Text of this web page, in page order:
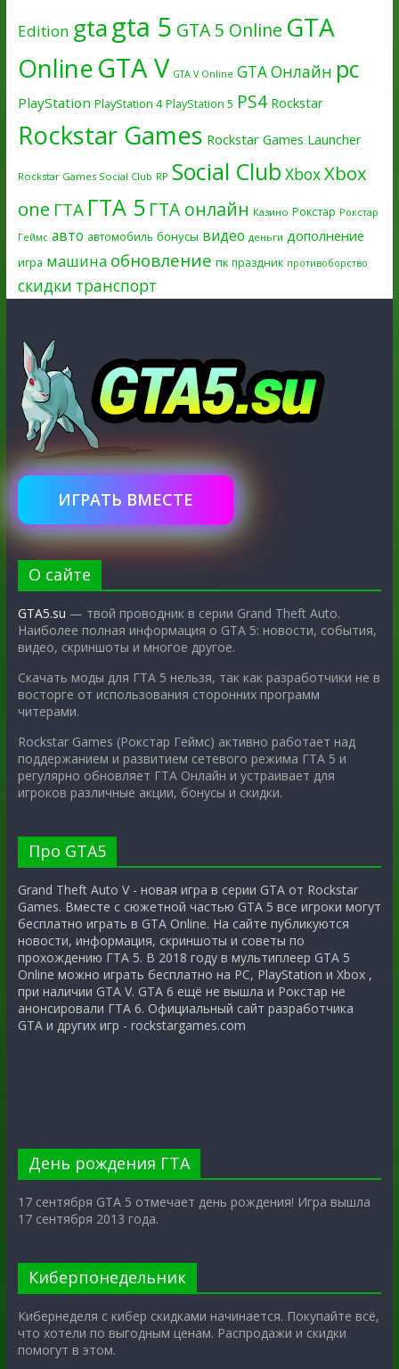
Edition gtagta 5 GTA 5 Online GTA
OnlineGTA V GTA V Online GTA Онлайн pc
PlayStation PlayStation 4 PlayStation 5 PS4 Rockstar
Rockstar Games Rockstar Games Launcher
Rockstar Games Social Club RP Social Club XboxXbox
one ГТА ГТА 5 ГТА онлайн Казино Рокстар Рокстар
Геймс авто автомобиль бонусы видео деньги дополнение
игра машина обновление пк праздник противоборство
скидки транспорт
ИГРАТЬ ВМЕСТЕ
О сайте
GTA5.su — твой проводник в серии Grand Theft Auto.
Наиболее полная информация о GTA 5: новости, события,
видео, скриншоты и многое другое.
Скачать моды для ГТА 5 нельзя, так как разработчики не в
восторге от использования сторонних программ
читерами.
Rockstar Games (Рокстар Геймс) активно работает над
поддержанием и развитием сетевого режима ГТА 5 и
регулярно обновляет ГТА Онлайн и устраивает для
игроков различные акции, бонусы и скидки.
Про GTA5
Grand Theft Auto V - новая игра в серии GTA от Rockstar
Games. Вместе с сюжетной частью GTA 5 все игроки могут
бесплатно играть в GTA Online. На сайте публикуются
новости, информация, скриншоты и советы по
прохождению ГТА 5. В 2018 году в мультиплеер GTA 5
Online можно играть бесплатно на PC, PlayStation и Xbox ,
при наличии GTA V. GTA 6 ещё не вышла и Рокстар не
анонсировали ГТА 6. Официальный сайт разработчика
GTA и других игр - rockstargames.com
День рождения ГТА
17 сентября GTA 5 отмечает день рождения! Игра вышла
17 сентября 2013 года.
Киберпонедельник
Кибернеделя с кибер скидками начинается. Покупайте всё,
что хотели по выгодным ценам. Распродажи и скидки
помогут в этом.